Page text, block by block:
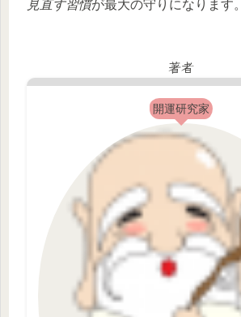
見直す習慣が最大の守りになります。
著者
開運研究家